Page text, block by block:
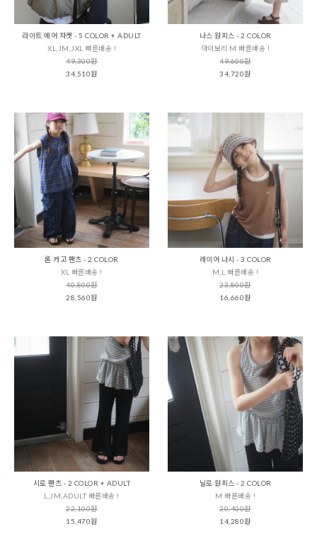
라이트 에어 자켓 - 5 COLOR + ADULT
XL,JM,JXL 빠른배송 !
49,300원
34,510원
나스 원피스 - 2 COLOR
아이보리 M 빠른배송 !
49,600원
34,720원
론 카고 팬츠 - 2 COLOR
XL 빠른배송 !
40,800원
28,560원
레이어 나시 - 3 COLOR
M,L 빠른배송 !
23,800원
16,660원
시로 팬츠 - 2 COLOR + ADULT
L,JM,ADULT 빠른배송 !
22,100원
15,470원
닐로 원피스 - 2 COLOR
M 빠른배송 !
20,400원
14,280원